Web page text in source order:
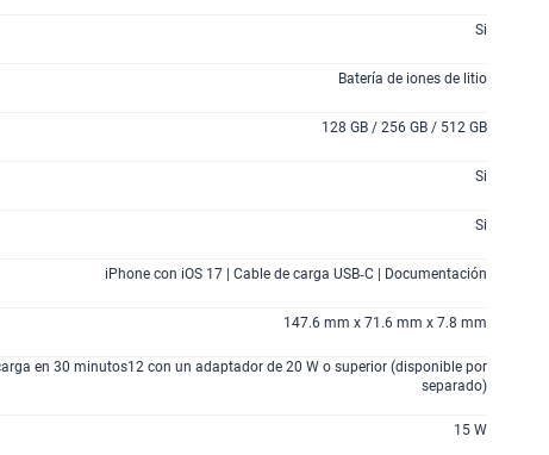
Si
Batería de iones de litio
128 GB / 256 GB / 512 GB
Si
Si
iPhone con iOS 17 | Cable de carga USB‑C | Documentación
147.6 mm x 71.6 mm x 7.8 mm
en 30 minutos12 con un adaptador de 20 W o superior (disponible por
separado)
15 W